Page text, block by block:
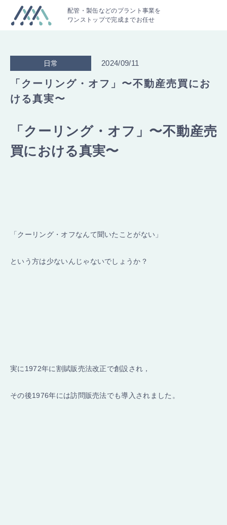
配管・製缶などのプラント事業を
ワンストップで完成までお任せ
日常 2024/09/11
「クーリング・オフ」〜不動産売買にお
ける真実〜
「クーリング・オフ」〜不動産売
買における真実〜
「クーリング・オフなんて聞いたことがない」
という方は少ないんじゃないでしょうか？
実に1972年に割賦販売法改正で創設され，
その後1976年には訪問販売法でも導入されました。